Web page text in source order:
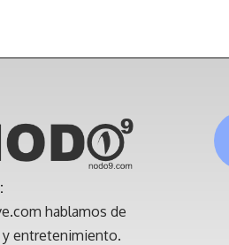
hablamos de
entretenimiento.